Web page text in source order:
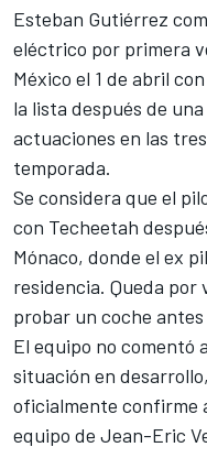
Esteban Gutiérrez
eléctrico por primera
México el 1 de abril
la lista después de
actuaciones en las
temporada.
Se considera que el
con Techeetah
Mónaco, donde el ex
residencia. Queda
probar un coche
El equipo no comentó
situación en
oficialmente confirme
equipo de Jean-Eric